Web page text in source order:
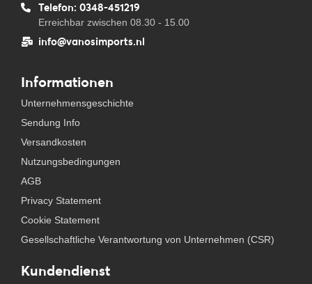
Telefon: 0348-451219
Erreichbar zwischen 08.30 - 15.00
info@vanosimports.nl
Informationen
Unternehmensgeschichte
Sendung Info
Versandkosten
Nutzungsbedingungen
AGB
Privacy Statement
Cookie Statement
Gesellschaftliche Verantwortung von Unternehmen (CSR)
Kundendienst